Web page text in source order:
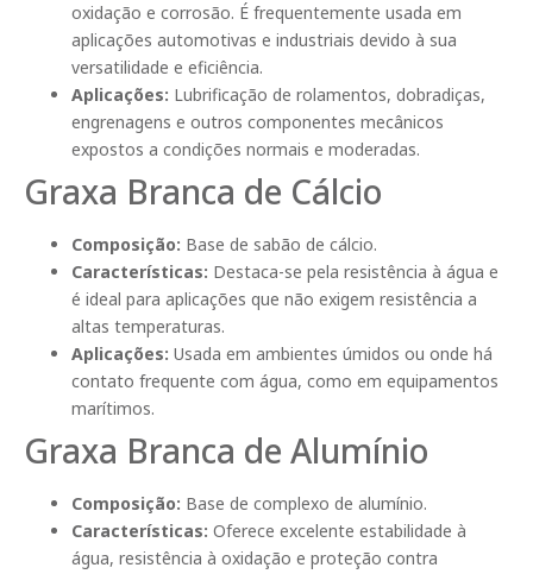
oxidação e corrosão. É frequentemente usada em
aplicações automotivas e industriais devido à sua
versatilidade e eficiência.
Aplicações: Lubrificação de rolamentos, dobradiças,
engrenagens e outros componentes mecânicos
expostos a condições normais e moderadas.
Graxa Branca de Cálcio
Composição: Base de sabão de cálcio.
Características: Destaca-se pela resistência à água e
é ideal para aplicações que não exigem resistência a
altas temperaturas.
Aplicações: Usada em ambientes úmidos ou onde há
contato frequente com água, como em equipamentos
marítimos.
Graxa Branca de Alumínio
Composição: Base de complexo de alumínio.
Características: Oferece excelente estabilidade à
água, resistência à oxidação e proteção contra